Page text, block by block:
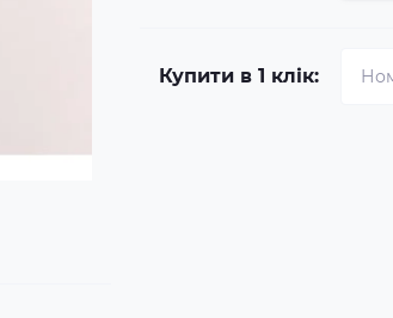
Купити в 1 клік: